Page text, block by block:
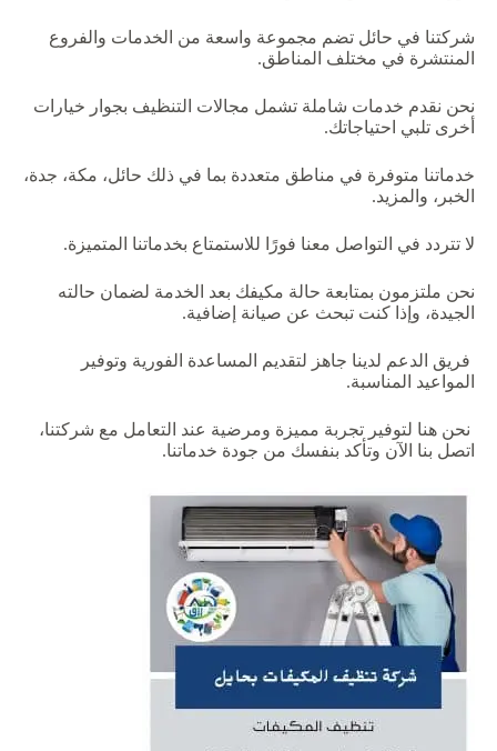
شركتنا في حائل تضم مجموعة واسعة من الخدمات والفروع
المنتشرة في مختلف المناطق.
نحن نقدم خدمات شاملة تشمل مجالات التنظيف بجوار خيارات
أخرى تلبي احتياجاتك.
خدماتنا متوفرة في مناطق متعددة بما في ذلك حائل، مكة، جدة،
الخبر، والمزيد.
لا تتردد في التواصل معنا فورًا للاستمتاع بخدماتنا المتميزة.
نحن ملتزمون بمتابعة حالة مكيفك بعد الخدمة لضمان حالته
الجيدة، وإذا كنت تبحث عن صيانة إضافية.
فريق الدعم لدينا جاهز لتقديم المساعدة الفورية وتوفير
المواعيد المناسبة.
نحن هنا لتوفير تجربة مميزة ومرضية عند التعامل مع شركتنا،
اتصل بنا الآن وتأكد بنفسك من جودة خدماتنا.